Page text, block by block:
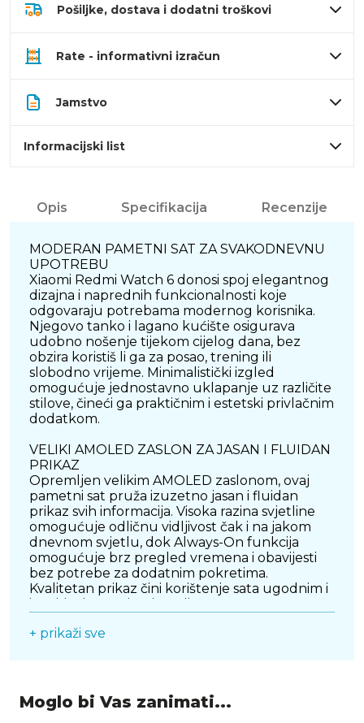
Pošiljke, dostava i dodatni troškovi
Rate - informativni izračun
Jamstvo
Informacijski list
Opis Specifikacija Recenzije
MODERAN PAMETNI SAT ZA SVAKODNEVNU
UPOTREBU
Xiaomi Redmi Watch 6 donosi spoj elegantnog
dizajna i naprednih funkcionalnosti koje
odgovaraju potrebama modernog korisnika.
Njegovo tanko i lagano kućište osigurava
udobno nošenje tijekom cijelog dana, bez
obzira koristiš li ga za posao, trening ili
slobodno vrijeme. Minimalistički izgled
omogućuje jednostavno uklapanje uz različite
stilove, čineći ga praktičnim i estetski privlačnim
dodatkom.
VELIKI AMOLED ZASLON ZA JASAN I FLUIDAN
PRIKAZ
Opremljen velikim AMOLED zaslonom, ovaj
pametni sat pruža izuzetno jasan i fluidan
prikaz svih informacija. Visoka razina svjetline
omogućuje odličnu vidljivost čak i na jakom
dnevnom svjetlu, dok Always-On funkcija
omogućuje brz pregled vremena i obavijesti
bez potrebe za dodatnim pokretima.
Kvalitetan prikaz čini korištenje sata ugodnim i
DUGOTRAJNA BATERIJA ZA BEZBRIŽNO
višednevno korištenje bez potrebe za čestim
punjenjem. Optimiziran sustav rada osigurava
+ prikaži sve
Moglo bi Vas zanimati...